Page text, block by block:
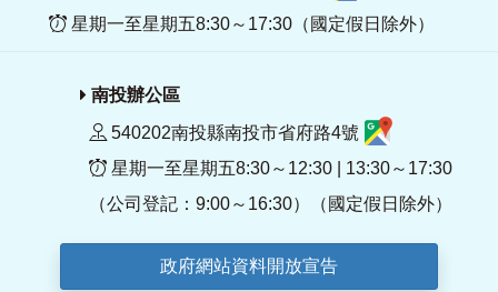
星期一至星期五8:30～17:30（國定假日除外）
南投辦公區
540202南投縣南投市省府路4號
星期一至星期五8:30～12:30 | 13:30～17:30
（公司登記：9:00～16:30）（國定假日除外）
政府網站資料開放宣告